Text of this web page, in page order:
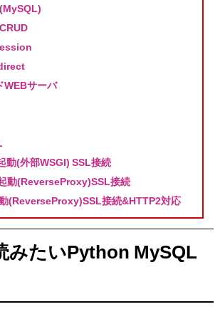
WEBサーバ
動(外部WSGI) SSL接続
動(ReverseProxy)SSL接続
(ReverseProxy)SSL接続&HTTP2対応
みたいPython MySQL